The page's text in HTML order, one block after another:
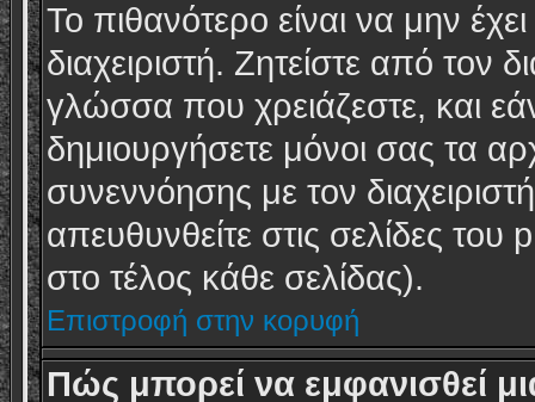
Το πιθανότερο είναι να μην
διαχειριστή. Ζητείστε από τον
γλώσσα που χρειάζεστε, και
δημιουργήσετε μόνοι σας τα
συνεννόησης με τον
απευθυνθείτε στις σελίδες
στο τέλος κάθε σελίδας).
Επιστροφή στην κορυφή
Πώς μπορεί να εμφανισθεί